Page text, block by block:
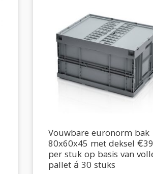
Vouwbare euronorm bak
80x60x45 met deksel
per stuk op basis van
pallet á 30 stuks